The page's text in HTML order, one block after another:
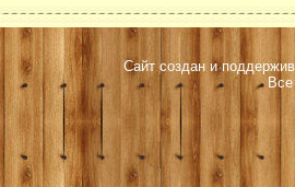
Сайт создан и